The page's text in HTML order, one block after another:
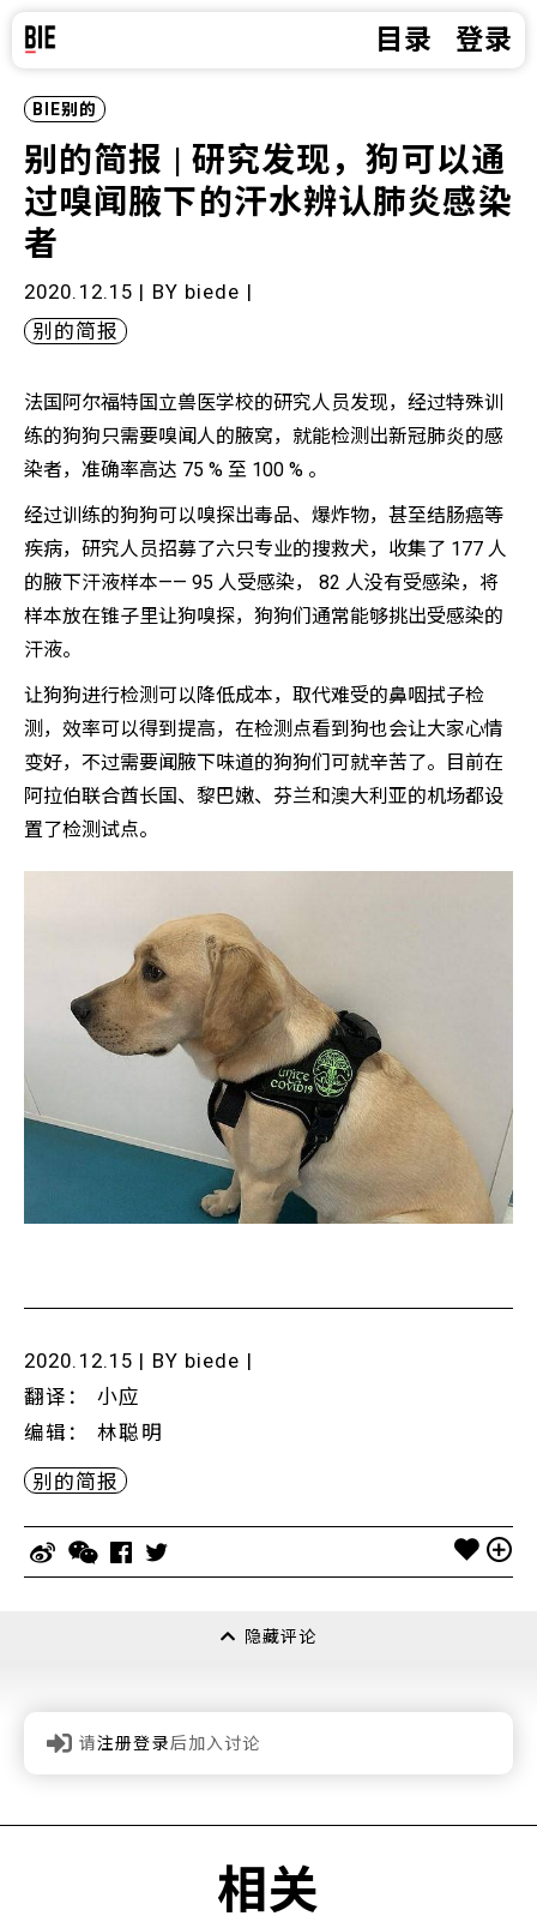
目录 登录
BIE别的
别的简报 | 研究发现，狗可以通
过嗅闻腋下的汗水辨认肺炎感染
者
2020.12.15 | BY biede |
别的简报
法国阿尔福特国立兽医学校的研究人员发现，经过特殊训
练的狗狗只需要嗅闻人的腋窝，就能检测出新冠肺炎的感
染者，准确率高达 75 % 至 100 % 。
经过训练的狗狗可以嗅探出毒品、爆炸物，甚至结肠癌等
疾病，研究人员招募了六只专业的搜救犬，收集了 177 人
的腋下汗液样本—— 95 人受感染， 82 人没有受感染，将
样本放在锥子里让狗嗅探，狗狗们通常能够挑出受感染的
汗液。
让狗狗进行检测可以降低成本，取代难受的鼻咽拭子检
测，效率可以得到提高，在检测点看到狗也会让大家心情
变好，不过需要闻腋下味道的狗狗们可就辛苦了。目前在
阿拉伯联合酋长国、黎巴嫩、芬兰和澳大利亚的机场都设
置了检测试点。
2020.12.15 | BY biede |
翻译 ：
小应
编辑 ： 林聪明
别的简报
隐藏评论
请注册登录后加入讨论
相关